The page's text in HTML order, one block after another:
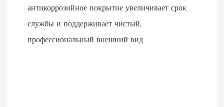
антикоррозийное покрытие увеличивает срок
службы и поддерживает чистый,
профессиональный внешний вид.